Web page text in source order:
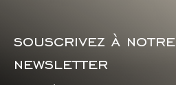
souscrivez à notre
newsletter